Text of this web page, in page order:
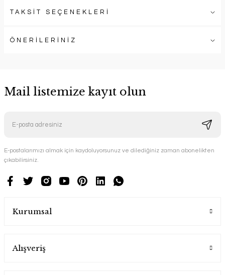
TAKSİT SEÇENEKLERİ
ÖNERİLERİNİZ
Mail listemize kayıt olun
E-postalarımızı almak için kaydoluyorsunuz ve dilediğiniz zaman abonelikten
çıkabilirsiniz.
Kurumsal
Alışveriş